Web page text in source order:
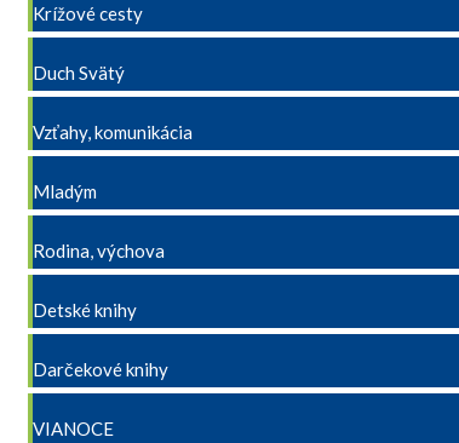
Krížové cesty
Duch Svätý
Vzťahy, komunikácia
Mladým
Rodina, výchova
Detské knihy
Darčekové knihy
VIANOCE